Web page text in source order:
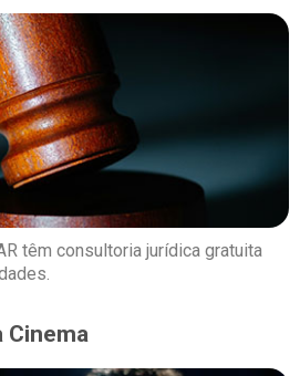
têm consultoria jurídica gratuita
Cinema